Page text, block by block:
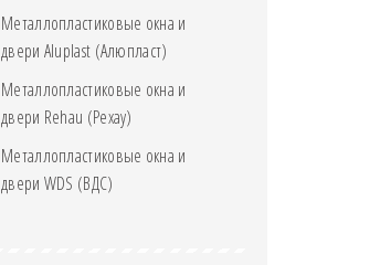
Металлопластиковые окна и
двери Aluplast (Алюпласт)
Металлопластиковые окна и
двери Rehau (Рехау)
Металлопластиковые окна и
двери WDS (ВДС)